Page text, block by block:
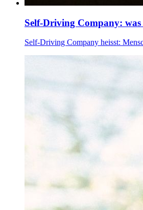
Self-Driving Company:
Self-Driving Company heisst: